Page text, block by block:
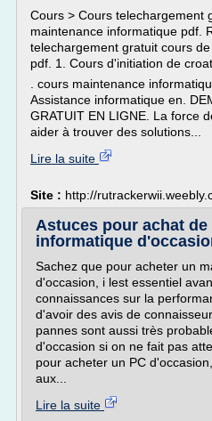
Cours > Cours telechargement
maintenance informatique pdf.
telechargement gratuit cours
pdf. 1. Cours d'initiation de
. cours maintenance
Assistance informatique en.
GRATUIT EN LIGNE. La force
aider à trouver des solutions...
Lire la suite
Site : http://
Astuces pour achat de
informatique
Sachez que pour acheter un
d'occasion, i lest essentiel
connaissances sur la
d'avoir des avis de
pannes sont aussi très
d'occasion si on ne fait pas
pour acheter un PC
aux...
Lire la suite